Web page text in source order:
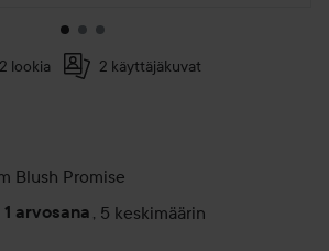
2 lookia 2 käyttäjäkuvat
Blush Promise
1 arvosana , 5 keskimäärin
& kommentit